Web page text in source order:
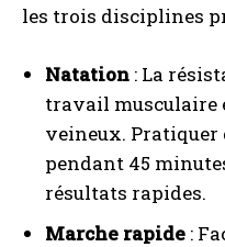
les trois disciplines
Natation : La
travail musculaire
veineux. Pratiquer
pendant 45
résultats rapides.
Marche rapide :